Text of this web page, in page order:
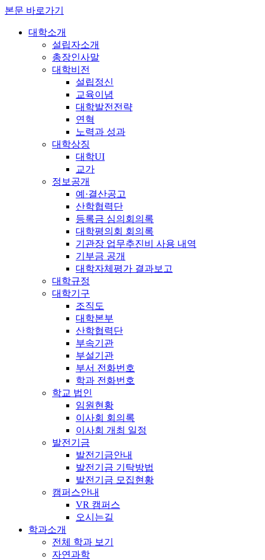
본문 바로가기
대학소개
설립자소개
총장인사말
대학비전
설립정신
교육이념
대학발전전략
연혁
노력과 성과
대학상징
대학UI
교가
정보공개
예·결산공고
산학협력단
등록금 심의회의록
대학평의회 회의록
기관장 업무추진비 사용 내역
기부금 공개
대학자체평가 결과보고
대학규정
대학기구
조직도
대학본부
산학협력단
부속기관
부설기관
부서 전화번호
학과 전화번호
학교 법인
임원현황
이사회 회의록
이사회 개최 일정
발전기금
발전기금안내
발전기금 기탁방법
발전기금 모집현황
캠퍼스안내
VR 캠퍼스
오시는길
학과소개
전체 학과 보기
자연과학